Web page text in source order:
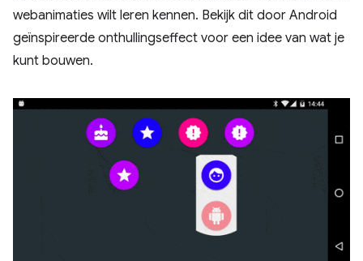
webanimaties wilt leren kennen. Bekijk dit door Android
geïnspireerde onthullingseffect voor een idee van wat je
kunt bouwen.